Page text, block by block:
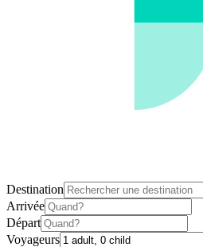
Destination
Arrivée
Départ
Voyageurs